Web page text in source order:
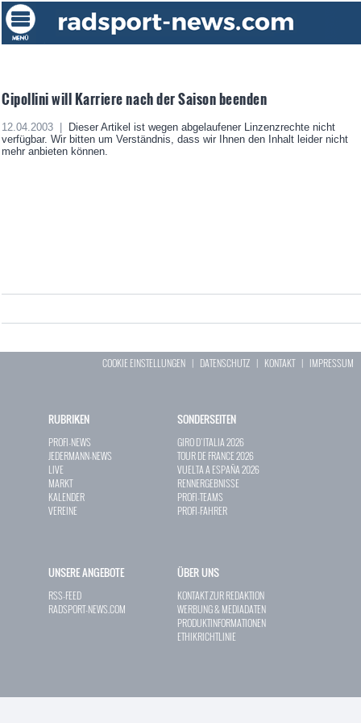
Cipollini will Karriere nach der Saison beenden
12.04.2003 |
Dieser Artikel ist wegen abgelaufener Linzenzrechte nicht
verfügbar. Wir bitten um Verständnis, dass wir Ihnen den Inhalt leider nicht
mehr anbieten können.
COOKIE EINSTELLUNGEN | DATENSCHUTZ | KONTAKT| IMPRESSUM
RUBRIKEN
PROFI-NEWS
JEDERMANN-NEWS
LIVE
MARKT
KALENDER
VEREINE
SONDERSEITEN
GIRO D`ITALIA 2026
TOUR DE FRANCE 2026
VUELTA A ESPAÑA 2026
RENNERGEBNISSE
PROFI-TEAMS
PROFI-FAHRER
UNSERE ANGEBOTE
RSS-FEED
RADSPORT-NEWS.COM
ÜBER UNS
KONTAKT ZUR REDAKTION
WERBUNG & MEDIADATEN
PRODUKTINFORMATIONEN
ETHIKRICHTLINIE